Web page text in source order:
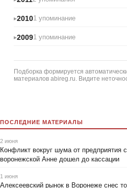
20101 упоминание
20091 упоминание
Подборка формируется
материалов abireg.ru. Видите
ПОСЛЕДНИЕ МАТЕРИАЛЫ
2 июня
Конфликт вокруг шума от предприятия
воронежской Анне дошел до кассации
1 июня
Алексеевский рынок в Воронеже снес